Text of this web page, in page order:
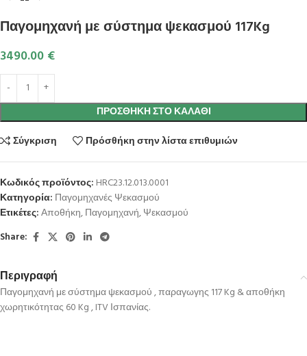
Παγομηχανή με σύστημα ψεκασμού 117Kg
3490.00 €
ΠΡΟΣΘΉΚΗ ΣΤΟ ΚΑΛΆΘΙ
Σύγκριση
Πρόσθήκη στην λίστα επιθυμιών
Κωδικός προϊόντος: HRC23.12.013.0001
Κατηγορία: Παγομηχανές Ψεκασμού
Ετικέτες:Αποθήκη,Παγομηχανή,Ψεκασμού
Share:
Περιγραφή
Παγομηχανή με σύστημα ψεκασμού , παραγωγης 117 Kg & αποθήκη
χωρητικότητας 60 Kg , ITV Ισπανίας.